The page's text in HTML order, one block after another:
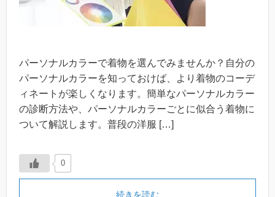
パーソナルカラーで着物を選んでみませんか？自分の
パーソナルカラーを知っておけば、より着物のコーデ
ィネートが楽しくなります。簡単なパーソナルカラー
の診断方法や、パーソナルカラーごとに似合う着物に
ついて解説します。普段の洋服 […]
0
続きを読む